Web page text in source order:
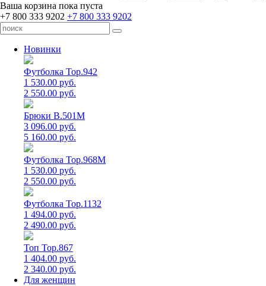
Ваша корзина пока пуста
+7 800 333 9202 +7 800 333 9202
Новинки
Футболка Top.942
1 530.00 руб.
2 550.00 руб.
Брюки B.501M
3 096.00 руб.
5 160.00 руб.
Футболка Top.968M
1 530.00 руб.
2 550.00 руб.
Футболка Top.1132
1 494.00 руб.
2 490.00 руб.
Топ Top.867
1 404.00 руб.
2 340.00 руб.
Для женщин